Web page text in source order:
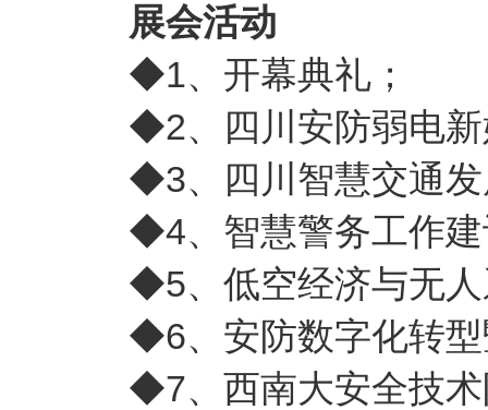
展会活动
◆1、开幕典礼；
◆2、四川安防弱电新
◆3、四川智慧交通发
◆4、智慧警务工作建
◆5、低空经济与无人
◆6、安防数字化转型
◆7、西南大安全技术